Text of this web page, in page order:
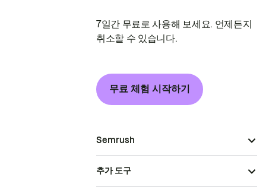
7일간 무료로 사용해 보세요. 언제든지
취소할 수 있습니다.
무료 체험 시작하기
Semrush
추가 도구